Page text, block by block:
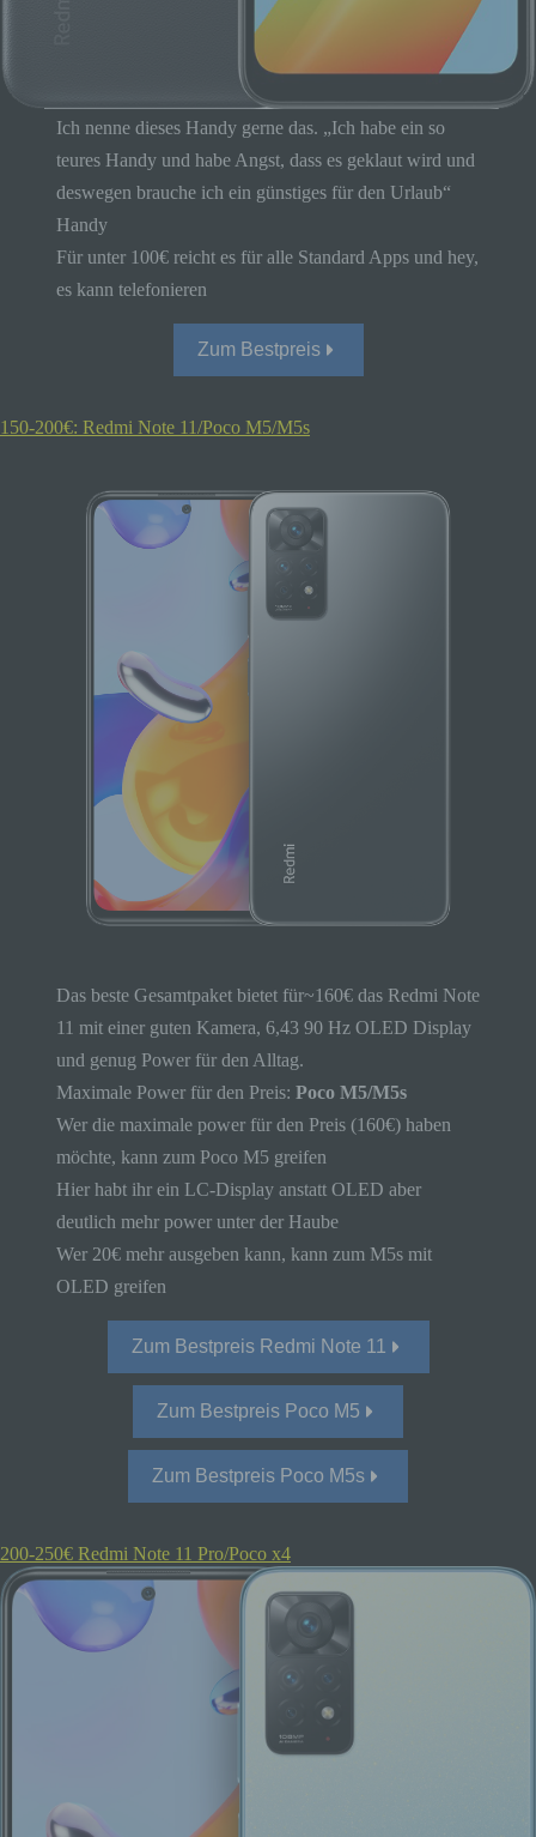
Ich nenne dieses Handy gerne das. „Ich habe ein so
teures Handy und habe Angst, dass es geklaut wird und
deswegen brauche ich ein günstiges für den Urlaub“
Handy
Für unter 100€ reicht es für alle Standard Apps und hey,
es kann telefonieren
Zum Bestpreis
150-200€: Redmi Note 11/Poco M5/M5s
Das beste Gesamtpaket bietet für~160€ das Redmi Note
11 mit einer guten Kamera, 6,43 90 Hz OLED Display
und genug Power für den Alltag.
Maximale Power für den Preis: Poco M5/M5s
Wer die maximale power für den Preis (160€) haben
möchte, kann zum Poco M5 greifen
Hier habt ihr ein LC-Display anstatt OLED aber
deutlich mehr power unter der Haube
Wer 20€ mehr ausgeben kann, kann zum M5s mit
OLED greifen
Zum Bestpreis Redmi Note 11
Zum Bestpreis Poco M5
Zum Bestpreis Poco M5s
200-250€ Redmi Note 11 Pro/Poco x4